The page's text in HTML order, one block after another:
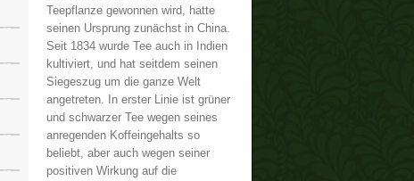
Teepflanze gewonnen wird, hatte
seinen Ursprung zunächst in China.
Seit 1834 wurde Tee auch in Indien
kultiviert, und hat seitdem seinen
Siegeszug um die ganze Welt
angetreten. In erster Linie ist grüner
und schwarzer Tee wegen seines
anregenden Koffeingehalts so
beliebt, aber auch wegen seiner
positiven Wirkung auf die